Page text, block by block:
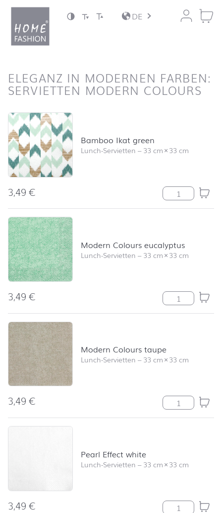
Zum Inhalt springen
DE
ELEGANZ IN MODERNEN FARBEN:
SERVIETTEN MODERN COLOURS
Produktliste überspringen und zum Filter springen
Bamboo Ikat green
Lunch-Servietten –33 cm×33 cm
3,49€ Bamboo Ikat
Modern Colours eucalyptus
Lunch-Servietten –33 cm×33 cm
3,49€ Modern
Modern Colours taupe
Lunch-Servietten –33 cm×33 cm
3,49€ Modern
Pearl Effect white
Lunch-Servietten –33 cm×33 cm
3,49€ Pearl Effect